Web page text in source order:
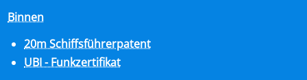
Binnen
20m Schiffsführerpatent
UBI - Funkzertifikat